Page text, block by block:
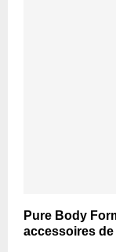
Pure Body
accessoires